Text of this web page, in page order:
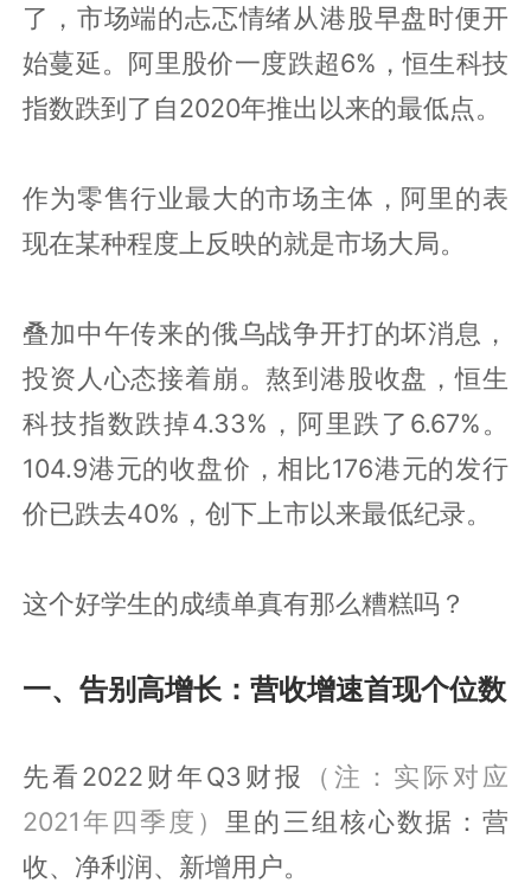
了，市场端的忐忑情绪从港股早盘时便开
始蔓延。阿里股价一度跌超6%，恒生科技
指数跌到了自2020年推出以来的最低点。
作为零售行业最大的市场主体，阿里的表
现在某种程度上反映的就是市场大局。
叠加中午传来的俄乌战争开打的坏消息，
投资人心态接着崩。熬到港股收盘，恒生
科技指数跌掉4.33%，阿里跌了6.67%。
104.9港元的收盘价，相比176港元的发行
价已跌去40%，创下上市以来最低纪录。
这个好学生的成绩单真有那么糟糕吗？
一、告别高增长：营收增速首现个位数
先看2022财年Q3财报
（注：实际对应
2021年四季度） 里的三组核心数据：营
收、净利润、新增用户。